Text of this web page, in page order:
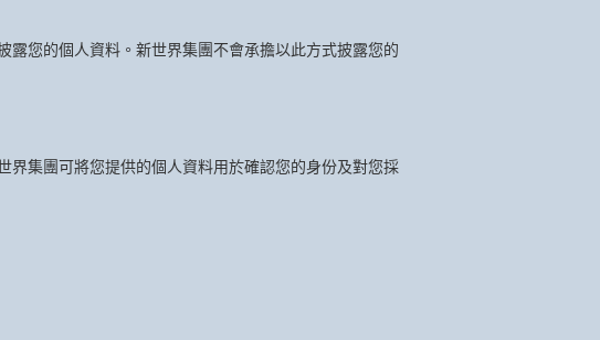
您的個人資料。新世界集團不會承擔以此方式披露您的
界集團可將您提供的個人資料用於確認您的身份及對您採